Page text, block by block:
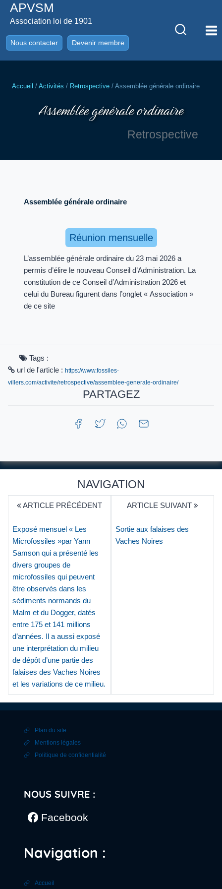
AllerAPVSM
Association loi de 1901
Nous contacter Devenir membre
Accueil / Activités / Retrospective / Assemblée générale ordinaire
Assemblée générale ordinaire
Retrospective
Assemblée générale ordinaire
Réunion mensuelle
L’assemblée générale ordinaire du 23 mai 2026 a
permis d’élire le nouveau Conseil d’Administration. La
constitution de ce Conseil d’Administration 2026 et
celui du Bureau figurent dans l’onglet « Association »
de ce site
Tags :
url de l'article : https://www.fossiles-
villers.com/activite/retrospective/assemblee-generale-ordinaire/
PARTAGEZ
NAVIGATION
ARTICLE PRÉCÉDENT
Exposé mensuel « Les
Microfossiles »par Yann
Samson qui a présenté les
divers groupes de
microfossiles qui peuvent
être observés dans les
sédiments normands du
Malm et du Dogger, datés
entre 175 et 141 millions
d’années. Il a aussi exposé
une interprétation du milieu
de dépôt d’une partie des
falaises des Vaches Noires
et les variations de ce milieu.
ARTICLE SUIVANT
Sortie aux falaises des
Vaches Noires
Plan du site
Mentions légales
Politique de confidentialité
NOUS SUIVRE :
Facebook
Navigation :
Accueil